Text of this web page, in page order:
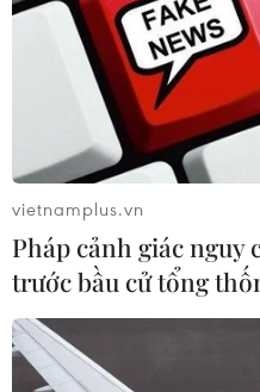
vietnamplus.vn
Pháp cảnh giác
trước bầu cử tổng